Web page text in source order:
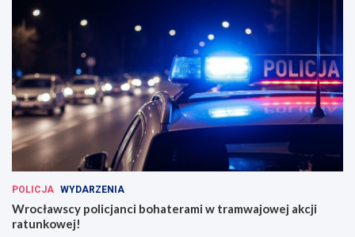
POLICJA WYDARZENIA
Wrocławscy policjanci bohaterami w tramwajowej akcji
ratunkowej!